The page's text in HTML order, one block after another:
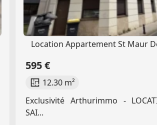
Location Appartement St Maur
595 €
12.30 m²
Exclusivité Arthurimmo -
SAI...